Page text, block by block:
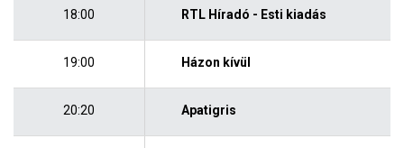
18:00 RTL Híradó - Esti kiadás
19:00 Házon kívül
20:20 Apatigris